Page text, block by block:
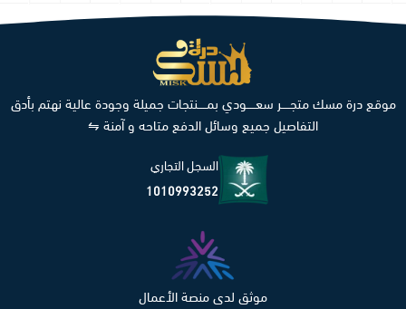
موقع درة مسك متجـــــر سعـــــودي بمـــــنتجات جميلة وجودة عالية نهتم بأدق
التفاصيل جميع وسائل الدفع متاحه و آمنة ⇋
السجل التجاري
1010993252
موثق لدى منصة الأعمال